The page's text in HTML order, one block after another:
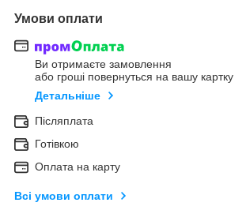
Умови оплати
Ви отримаєте замовлення
або гроші повернуться на вашу картку
Детальніше
Післяплата
Готівкою
Оплата на карту
Всі умови оплати